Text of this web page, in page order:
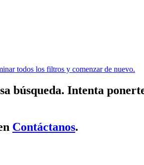
todos los filtros y comenzar de nuevo.
búsqueda. Intenta
Contáctanos.